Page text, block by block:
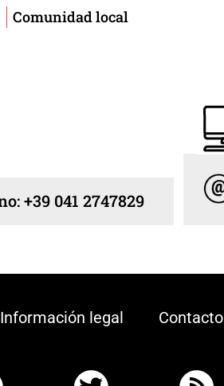
Comunidad local
+39 041 2747829
Información legal Contacto